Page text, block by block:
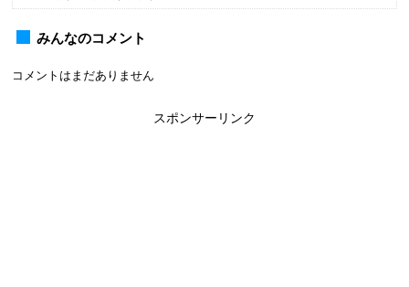
みんなのコメント
コメントはまだありません
スポンサーリンク